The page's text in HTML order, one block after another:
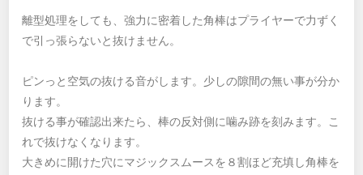
離型処理をしても、強力に密着した角棒はプライヤーで力ずく
で引っ張らないと抜けません。
ピンっと空気の抜ける音がします。少しの隙間の無い事が分か
ります。
抜ける事が確認出来たら、棒の反対側に噛み跡を刻みます。こ
れで抜けなくなります。
大きめに開けた穴にマジックスムースを８割ほど充填し角棒を